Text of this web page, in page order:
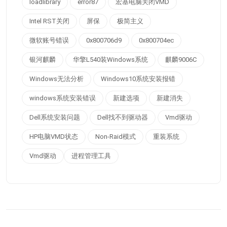
loadlibrary error87 宏基电脑关闭VMD
Intel RST关闭 屏保 极简主义
微软账号错误 0x800706d9 0x800704ec
银河麒麟 华擎L540装Windows系统 麒麟9006C
Windows无法分析 Windows10系统安装报错
windows系统安装错误 新建选项 新建消失
Dell系统安装问题 Dell找不到驱动器 Vmd驱动
HP电脑VMD状态 Non-Raid模式 重装系统
Vmd驱动 进程管理工具